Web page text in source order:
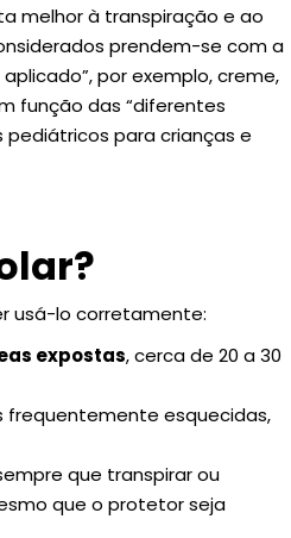
melhor à transpiração e ao
prendem-se com a
por exemplo, creme,
função das “diferentes
para crianças e
usá-lo corretamente:
expostas, cerca de 20 a 30
frequentemente esquecidas,
que transpirar ou
que o protetor seja